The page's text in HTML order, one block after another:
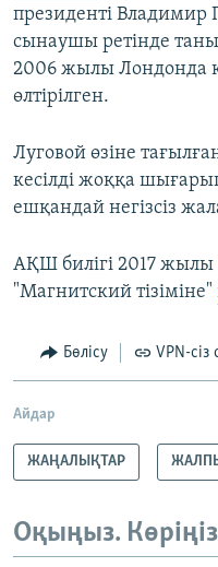
президенті Владимир
сынаушы ретінде
2006 жылы Лондонда
өлтірілген.
Луговой өзіне
кесілді жоққа
ешқандай негізсіз
АҚШ билігі 2017
"Магнитский тізіміне"
Бөлісу VPN-сіз
Айдар
ЖАҢАЛЫҚТАР
Оқыңыз.